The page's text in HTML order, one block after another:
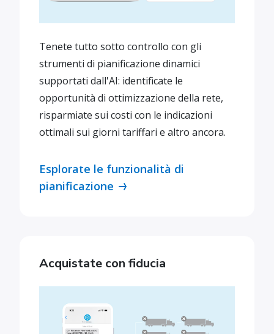
Tenete tutto sotto controllo con gli
strumenti di pianificazione dinamici
supportati dall'AI: identificate le
opportunità di ottimizzazione della rete,
risparmiate sui costi con le indicazioni
ottimali sui giorni tariffari e altro ancora.
Esplorate le funzionalità di
pianificazione
Acquistate con fiducia